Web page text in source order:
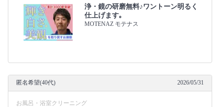
浄・鏡の研磨無料♪ワントーン明るく
仕上げます｡
MOTENAZ モテナス
匿名希望(40代) 2026/05/31
お風呂・浴室クリーニング